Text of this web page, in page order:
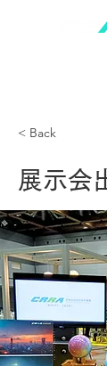
< Back
展示会